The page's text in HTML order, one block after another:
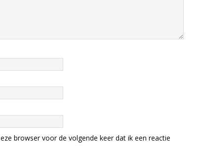
browser voor de volgende keer dat ik een reactie